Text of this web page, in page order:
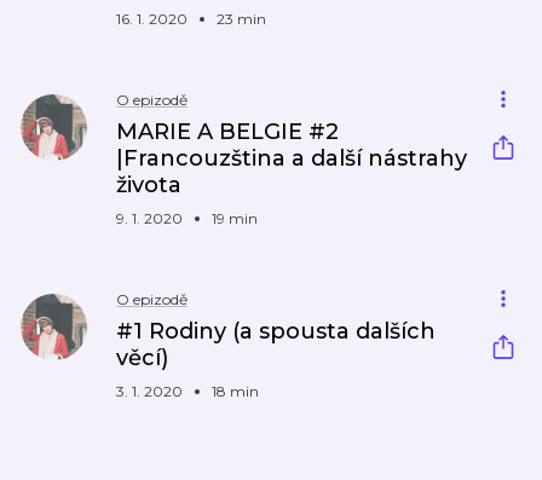
16. 1. 2020 23 min
O epizodě
MARIE A BELGIE #2
|Francouzština a další nástrahy
života
9. 1. 2020 19 min
O epizodě
#1 Rodiny (a spousta dalších
věcí)
3. 1. 2020 18 min